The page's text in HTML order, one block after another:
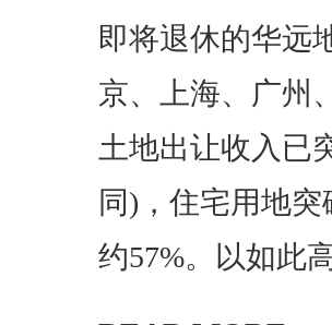
即将退休的华远
京、上海、广州
土地出让收入已
同)，住宅用地
约57%。以如此